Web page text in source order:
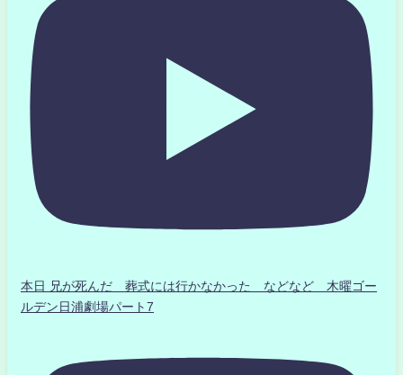
本日 兄が死んだ 葬式には行かなかった などなど 木曜ゴー
ルデン日浦劇場パート7